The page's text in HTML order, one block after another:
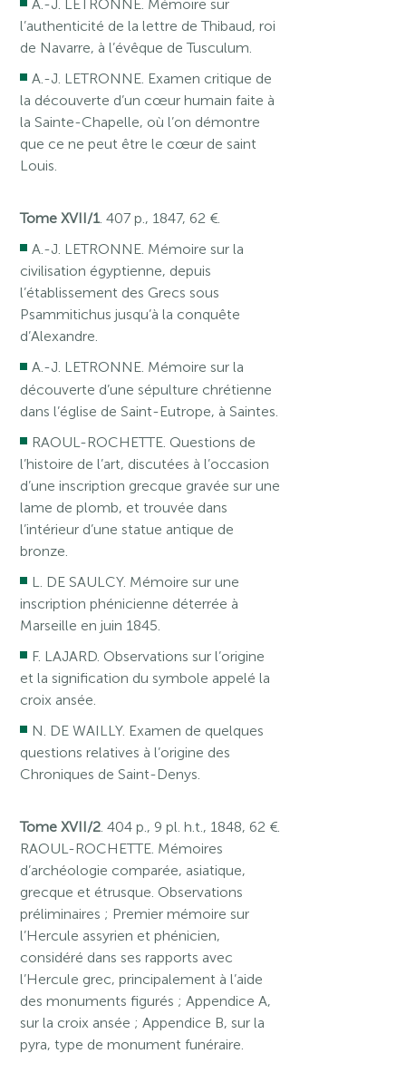
A.-J. LETRONNE. Mémoire sur
l’authenticité de la lettre de Thibaud, roi
de Navarre, à l’évêque de Tusculum.
A.-J. LETRONNE. Examen critique de
la découverte d’un cœur humain faite à
la Sainte-Chapelle, où l’on démontre
que ce ne peut être le cœur de saint
Louis.
Tome XVII/1. 407 p., 1847, 62 €.
A.-J. LETRONNE. Mémoire sur la
civilisation égyptienne, depuis
l’établissement des Grecs sous
Psammitichus jusqu’à la conquête
d’Alexandre.
A.-J. LETRONNE. Mémoire sur la
découverte d’une sépulture chrétienne
dans l’église de Saint-Eutrope, à Saintes.
RAOUL-ROCHETTE. Questions de
l’histoire de l’art, discutées à l’occasion
d’une inscription grecque gravée sur une
lame de plomb, et trouvée dans
l’intérieur d’une statue antique de
bronze.
L. DE SAULCY. Mémoire sur une
inscription phénicienne déterrée à
Marseille en juin 1845.
F. LAJARD. Observations sur l’origine
et la signification du symbole appelé la
croix ansée.
N. DE WAILLY. Examen de quelques
questions relatives à l’origine des
Chroniques de Saint-Denys.
Tome XVII/2 . 404 p., 9 pl. h.t., 1848, 62 €.
RAOUL-ROCHETTE. Mémoires
d’archéologie comparée, asiatique,
grecque et étrusque. Observations
préliminaires ; Premier mémoire sur
l’Hercule assyrien et phénicien,
considéré dans ses rapports avec
l’Hercule grec, principalement à l’aide
des monuments figurés ; Appendice A,
sur la croix ansée ; Appendice B, sur la
pyra, type de monument funéraire.